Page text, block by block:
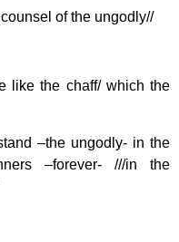
of the ungodly//
like the chaff/ which the
–the ungodly- in the
–forever- ///in the